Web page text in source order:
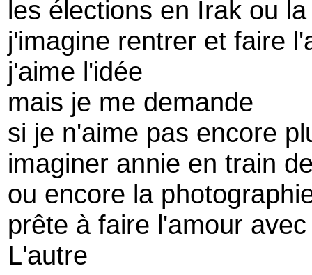
les élections en Irak ou
j'imagine rentrer et faire
j'aime l'idée
mais je me demande
si je n'aime pas encore
imaginer annie en train
ou encore la
prête à faire l'amour
L'autre